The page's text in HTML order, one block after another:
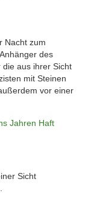
Nacht zum
des
die aus ihrer Sicht
mit Steinen
vor einer
Jahren Haft
Sicht